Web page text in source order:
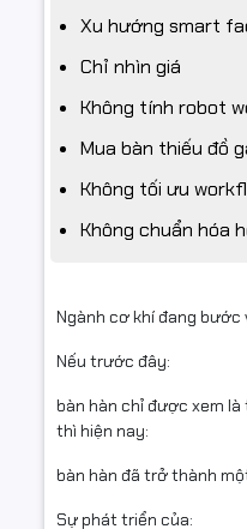
Xu hướng smart
Chỉ nhìn giá
Không tính robot
Mua bàn thiếu đồ
Không tối ưu
Không chuẩn hóa
Ngành cơ khí đang bước
Nếu trước đây:
bàn hàn chỉ được xem
thì hiện nay:
bàn hàn đã trở thành
Sự phát triển của: